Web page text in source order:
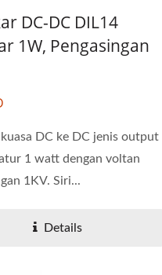
DC-DC DIL14
1W, Pengasingan
kuasa DC ke DC jenis output
1 watt dengan voltan
1KV. Siri...
Details